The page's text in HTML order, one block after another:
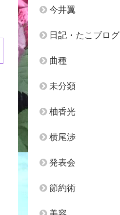
今井翼
日記・たこブログ
曲種
未分類
柚香光
横尾渉
発表会
節約術